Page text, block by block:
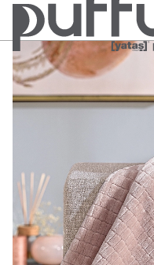
Anasayfa Uyku Tekstili